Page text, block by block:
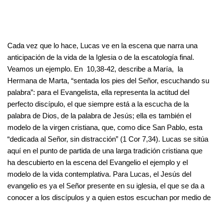
Cada vez que lo hace, Lucas ve en la escena que narra una
anticipación de la vida de la Iglesia o de la escatología final.
Veamos un ejemplo. En 10,38-42, describe a María, la
Hermana de Marta, “sentada los pies del Señor, escuchando su
palabra”: para el Evangelista, ella representa la actitud del
perfecto discípulo, el que siempre está a la escucha de la
palabra de Dios, de la palabra de Jesús; ella es también el
modelo de la virgen cristiana, que, como dice San Pablo, esta
“dedicada al Señor, sin distracción” (1 Cor 7,34). Lucas se sitúa
aquí en el punto de partida de una larga tradición cristiana que
ha descubierto en la escena del Evangelio el ejemplo y el
modelo de la vida contemplativa. Para Lucas, el Jesús del
evangelio es ya el Señor presente en su iglesia, el que se da a
conocer a los discípulos y a quien estos escuchan por medio de